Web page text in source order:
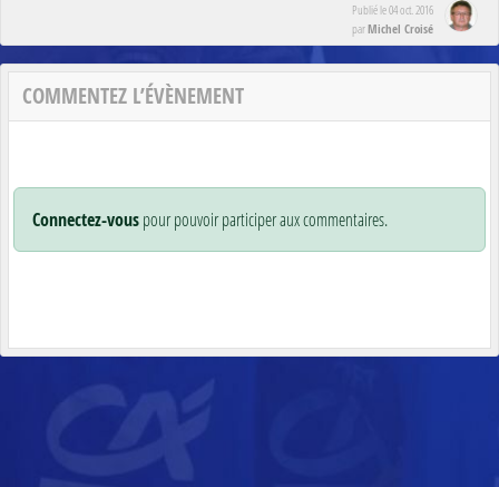
Publié le04 oct. 2016
parMichel Croisé
COMMENTEZ L’ÉVÈNEMENT
Connectez-vouspour pouvoir participer aux commentaires.